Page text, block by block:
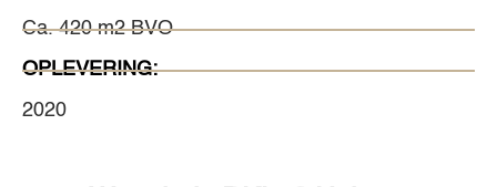
Ca. 420 m2 BVO
OPLEVERING:
2020